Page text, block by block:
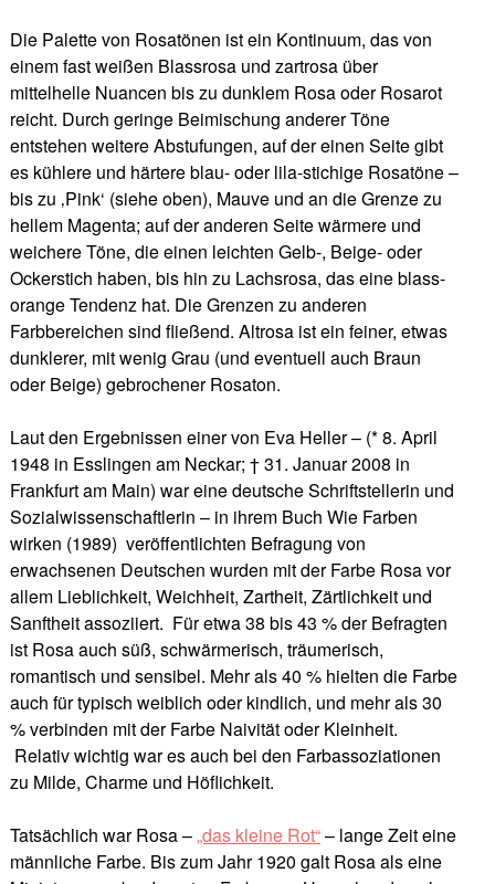
Die Palette von Rosatönen ist ein Kontinuum, das von
einem fast weißen Blassrosa und zartrosa über
mittelhelle Nuancen bis zu dunklem Rosa oder Rosarot
reicht. Durch geringe Beimischung anderer Töne
entstehen weitere Abstufungen, auf der einen Seite gibt
es kühlere und härtere blau- oder lila-stichige Rosatöne –
bis zu ‚Pink‘ (siehe oben), Mauve und an die Grenze zu
hellem Magenta; auf der anderen Seite wärmere und
weichere Töne, die einen leichten Gelb-, Beige- oder
Ockerstich haben, bis hin zu Lachsrosa, das eine blass-
orange Tendenz hat. Die Grenzen zu anderen
Farbbereichen sind fließend. Altrosa ist ein feiner, etwas
dunklerer, mit wenig Grau (und eventuell auch Braun
oder Beige) gebrochener Rosaton.
Laut den Ergebnissen einer von Eva Heller – (* 8. April
1948 in Esslingen am Neckar; † 31. Januar 2008 in
Frankfurt am Main) war eine deutsche Schriftstellerin und
Sozialwissenschaftlerin – in ihrem Buch Wie Farben
wirken (1989) veröffentlichten Befragung von
erwachsenen Deutschen wurden mit der Farbe Rosa vor
allem Lieblichkeit, Weichheit, Zartheit, Zärtlichkeit und
Sanftheit assoziiert. Für etwa 38 bis 43 % der Befragten
ist Rosa auch süß, schwärmerisch, träumerisch,
romantisch und sensibel. Mehr als 40 % hielten die Farbe
auch für typisch weiblich oder kindlich, und mehr als 30
% verbinden mit der Farbe Naivität oder Kleinheit.
Relativ wichtig war es auch bei den Farbassoziationen
zu Milde, Charme und Höflichkeit.
Tatsächlich war Rosa –„das kleine Rot“– lange Zeit eine
männliche Farbe. Bis zum Jahr 1920 galt Rosa als eine